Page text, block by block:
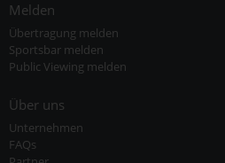
Melden
Übertragung melden
Sportsbar melden
Public Viewing melden
Über uns
Unternehmen
FAQs